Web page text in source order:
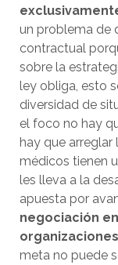
un problema de
contractual
sobre la
ley obliga, esto
diversidad de
el foco no hay
hay que arreglar
médicos tienen
les lleva a la
apuesta por
negociación
meta no puede